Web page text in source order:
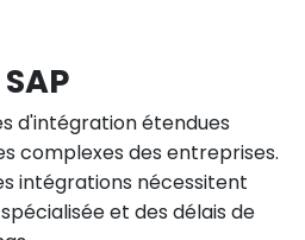
d'intégration étendues
complexes des entreprises.
intégrations nécessitent
et des délais de